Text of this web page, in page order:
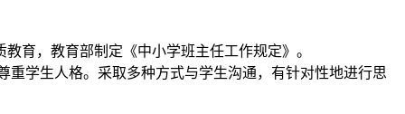
育，教育部制定《中小学班主任工作规定》。
学生人格。采取多种方式与学生沟通，有针对性地进行思